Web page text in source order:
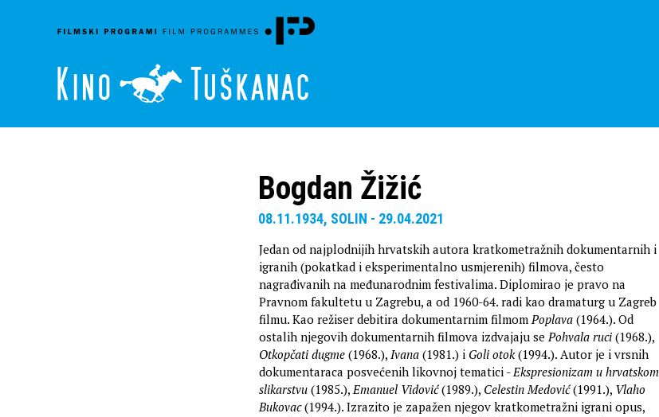
Bogdan Žižić
08.11.1934, SOLIN - 29.04.2021
Jedan od najplodnijih hrvatskih autora kratkometražnih dokumentarnih i
igranih (pokatkad i eksperimentalno usmjerenih) filmova, često
nagrađivanih na međunarodnim festivalima. Diplomirao je pravo na
Pravnom fakultetu u Zagrebu, a od 1960-64. radi kao dramaturg u Zagreb
filmu. Kao režiser debitira dokumentarnim filmomPoplava (1964.). Od
ostalih njegovih dokumentarnih filmova izdvajaju sePohvala ruci (1968.),
Otkopčati dugme (1968.), Ivana (1981.) i Goli otok (1994.). Autor je i vrsnih
dokumentaraca posvećenih likovnoj tematici -Ekspresionizam u hrvatskom
slikarstvu (1985.),Emanuel Vidović(1989.), Celestin Medović(1991.), Vlaho
Bukovac(1994.). Izrazito je zapažen njegov kratkometražni igrani opus,